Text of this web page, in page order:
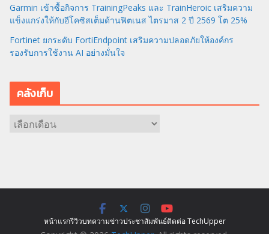
Garmin เข้าซื้อกิจการ TrainingPeaks และ TrainHeroic เสริมความ
แข็งแกร่งให้กับอีโคซิสเต็มด้านฟิตเนส ไตรมาส 2 ปี 2569 โต 25%
Fortinet ยกระดับ FortiEndpoint เสริมความปลอดภัยให้องค์กร
รองรับการใช้งาน AI อย่างมั่นใจ
คลังเก็บ
หน้าแรกรีวิวบทความข่าวประชาสัมพันธ์ติดต่อ TechUpper